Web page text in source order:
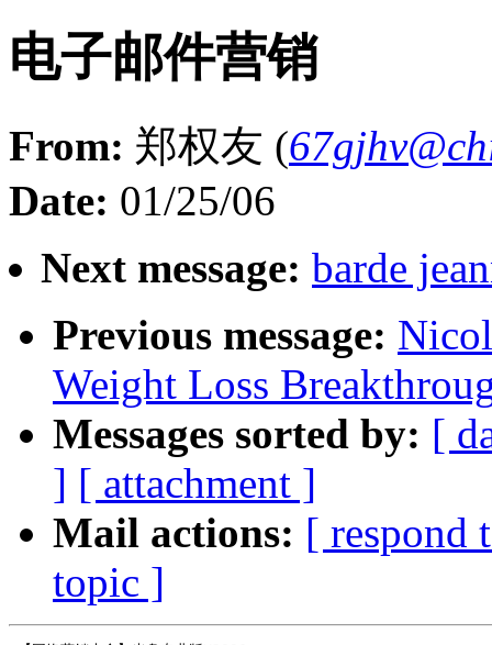
电子邮件营销
From: 郑权友 (
Date: 01/25/06
Next message: barde
Previous message:
Weight Loss
Messages sorted by: [
] [ attachment ]
Mail actions: [ respond
topic ]